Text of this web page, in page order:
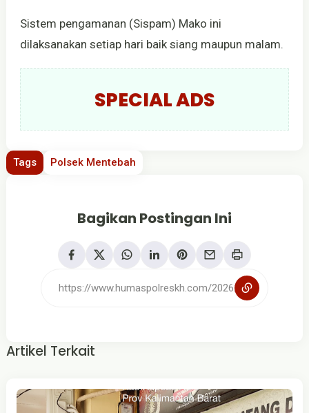
Sistem pengamanan (Sispam) Mako ini
dilaksanakan setiap hari baik siang maupun malam.
SPECIAL ADS
Tags Polsek Mentebah
Bagikan Postingan Ini
Artikel Terkait